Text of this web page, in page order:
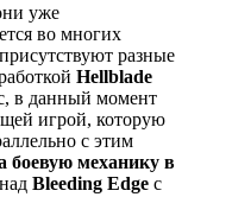
уже
во многих
разные
Hellblade
в данный момент
игрой, которую
с этим
боевую механику в
Bleeding Edge c